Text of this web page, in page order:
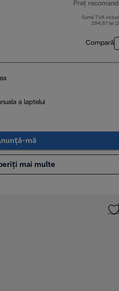
Preț
Sumă TVA
294,87 lei
Compară
a laptelui
mă
mai multe